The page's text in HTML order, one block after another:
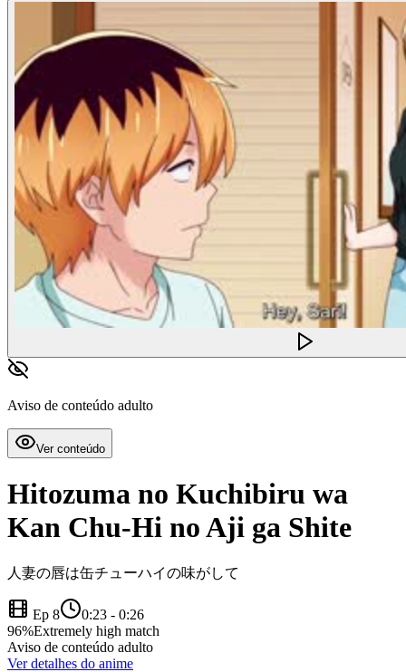
Aviso de conteúdo adulto
Ver conteúdo
Hitozuma no Kuchibiru wa
Kan Chu-Hi no Aji ga Shite
人妻の唇は缶チューハイの味がして
Ep 8 0:23 - 0:26
96%Extremely high match
Aviso de conteúdo adulto
Ver detalhes do anime